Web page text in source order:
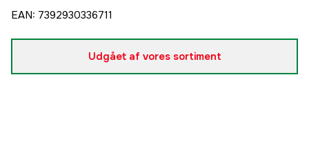
EAN: 7392930336711
Udgået af vores sortiment